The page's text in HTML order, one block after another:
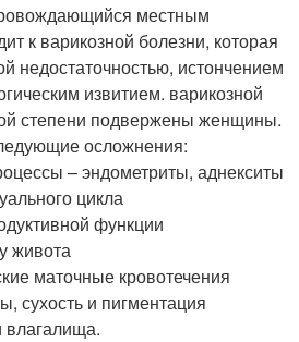
местным
к варикозной болезни, которая
недостаточностью, истончением
извитием. варикозной
степени подвержены женщины.
осложнения:
– эндометриты, аднекситы
цикла
функции
живота
маточные кровотечения
сухость и пигментация
влагалища.